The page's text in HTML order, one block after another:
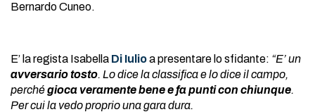
Bernardo Cuneo.
E’ la regista Isabella Di Iulioa presentare lo sfidante: “E’ un
avversario tosto. Lo dice la classifica e lo dice il campo,
perchégioca veramente bene e fa punti con chiunque.
Per cui la vedo proprio una gara dura.